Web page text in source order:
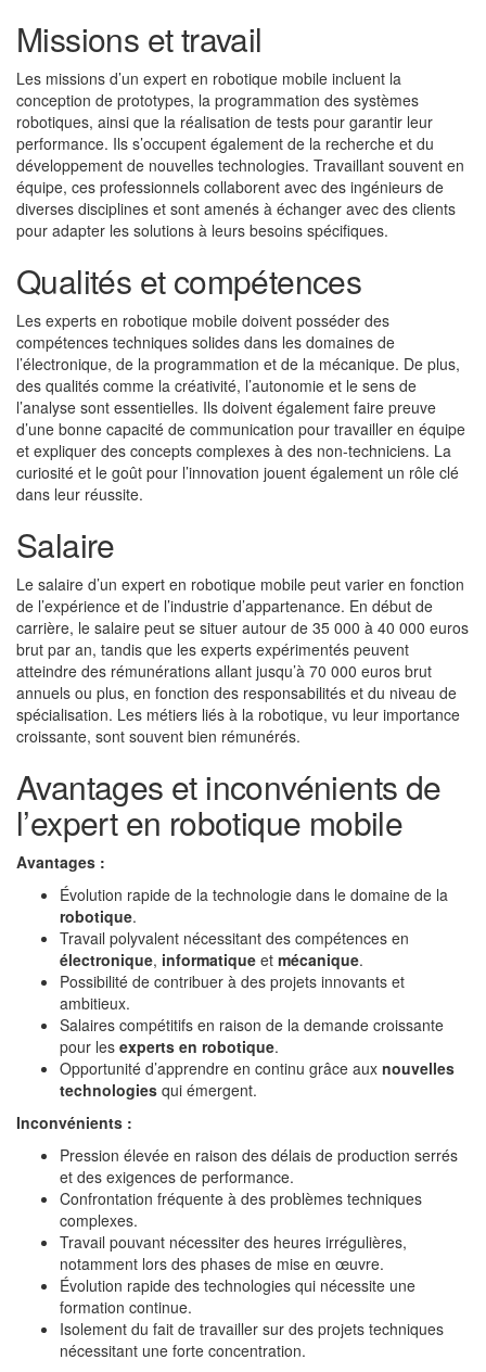
Missions et travail
Les missions d’un expert en robotique mobile incluent la
conception de prototypes, la programmation des systèmes
robotiques, ainsi que la réalisation de tests pour garantir leur
performance. Ils s’occupent également de la recherche et du
développement de nouvelles technologies. Travaillant souvent en
équipe, ces professionnels collaborent avec des ingénieurs de
diverses disciplines et sont amenés à échanger avec des clients
pour adapter les solutions à leurs besoins spécifiques.
Qualités et compétences
Les experts en robotique mobile doivent posséder des
compétences techniques solides dans les domaines de
l’électronique, de la programmation et de la mécanique. De plus,
des qualités comme la créativité, l’autonomie et le sens de
l’analyse sont essentielles. Ils doivent également faire preuve
d’une bonne capacité de communication pour travailler en équipe
et expliquer des concepts complexes à des non-techniciens. La
curiosité et le goût pour l’innovation jouent également un rôle clé
dans leur réussite.
Salaire
Le salaire d’un expert en robotique mobile peut varier en fonction
de l’expérience et de l’industrie d’appartenance. En début de
carrière, le salaire peut se situer autour de 35 000 à 40 000 euros
brut par an, tandis que les experts expérimentés peuvent
atteindre des rémunérations allant jusqu’à 70 000 euros brut
annuels ou plus, en fonction des responsabilités et du niveau de
spécialisation. Les métiers liés à la robotique, vu leur importance
croissante, sont souvent bien rémunérés.
Avantages et inconvénients de
l’expert en robotique mobile
Avantages :
Évolution rapide de la technologie dans le domaine de la
robotique.
Travail polyvalent nécessitant des compétences en
électronique, informatique et mécanique.
Possibilité de contribuer à des projets innovants et
ambitieux.
Salaires compétitifs en raison de la demande croissante
pour les experts en robotique.
Opportunité d’apprendre en continu grâce aux nouvelles
technologies qui émergent.
Inconvénients :
Pression élevée en raison des délais de production serrés
et des exigences de performance.
Confrontation fréquente à des problèmes techniques
complexes.
Travail pouvant nécessiter des heures irrégulières,
notamment lors des phases de mise en œuvre.
Évolution rapide des technologies qui nécessite une
formation continue.
Isolement du fait de travailler sur des projets techniques
nécessitant une forte concentration.